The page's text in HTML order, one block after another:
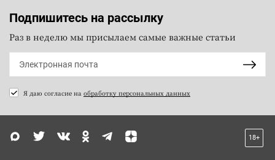
Подпишитесь на рассылку
Раз в неделю мы присылаем самые важные статьи
Я даю согласие на обработку персональных данных
18+